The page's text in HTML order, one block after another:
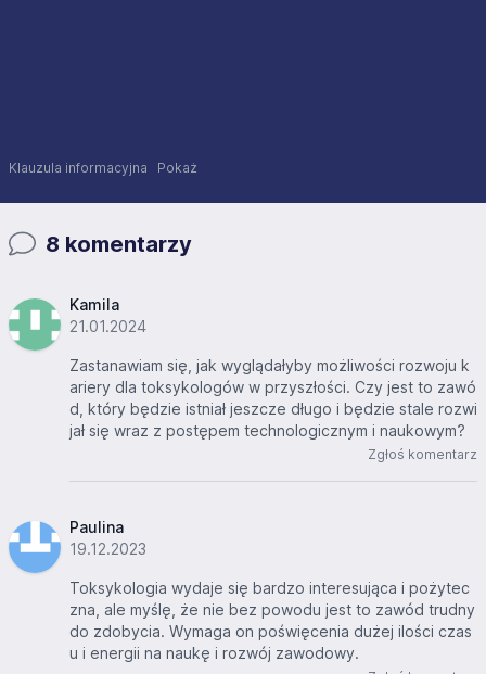
Klauzula informacyjna Pokaż
8 komentarzy
Kamila
21.01.2024
Zastanawiam się, jak wyglądałyby możliwości rozwoju k
ariery dla toksykologów w przyszłości. Czy jest to zawó
d, który będzie istniał jeszcze długo i będzie stale rozwi
jał się wraz z postępem technologicznym i naukowym?
Zgłoś komentarz
Paulina
19.12.2023
Toksykologia wydaje się bardzo interesująca i pożytec
zna, ale myślę, że nie bez powodu jest to zawód trudny
do zdobycia. Wymaga on poświęcenia dużej ilości czas
u i energii na naukę i rozwój zawodowy.